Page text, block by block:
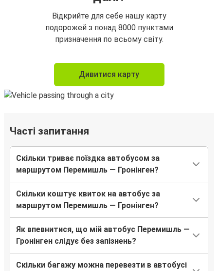
Відкрийте для себе нашу карту
подорожей з понад 8000 пунктами
призначення по всьому світу.
Дивитися карту
Часті запитання
Скільки триває поїздка автобусом за
маршрутом Перемишль — Гронінген?
Скільки коштує квиток на автобус за
маршрутом Перемишль — Гронінген?
Як впевнитися, що мій автобус Перемишль —
Гронінген слідує без запізнень?
Скільки багажу можна перевезти в автобусі